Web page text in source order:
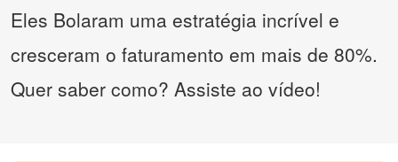
Eles Bolaram uma estratégia incrível e
cresceram o faturamento em mais de 80%.
Quer saber como? Assiste ao vídeo!